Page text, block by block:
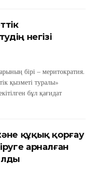
негізі
бірі – меритократия.
қызметі туралы»
бұл қағидат
құқық қорғау
арналған